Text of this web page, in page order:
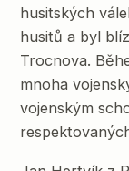
husitských
husitů a byl
Trocnova.
mnoha
vojenským